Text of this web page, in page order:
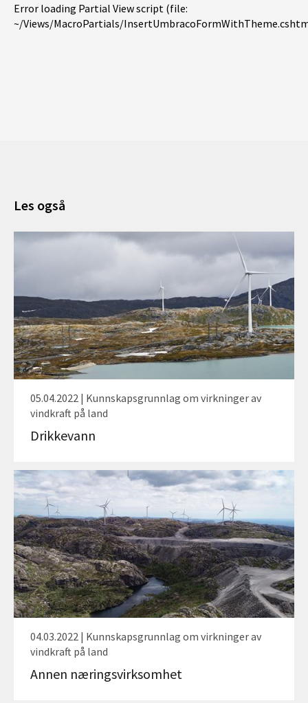
Error loading Partial View script (file:
~/Views/MacroPartials/
Les også
05.04.2022 | Kunnskapsgrunnlag om virkninger av
vindkraft på land
Drikkevann
04.03.2022 | Kunnskapsgrunnlag om virkninger av
vindkraft på land
Annen næringsvirksomhet